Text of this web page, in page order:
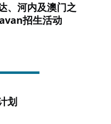
、河内及澳门之
招生活动
划